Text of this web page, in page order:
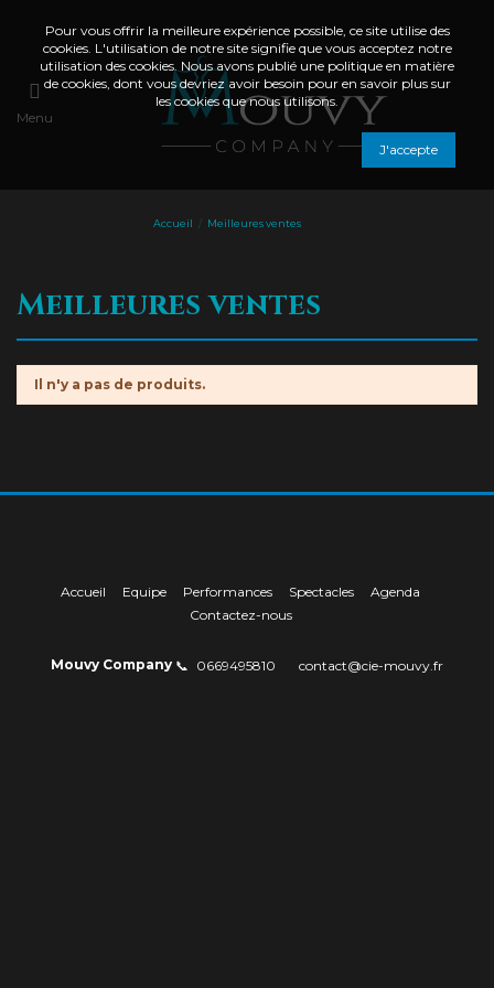
Menu
Accueil Meilleures ventes
Meilleures ventes
Il n'y a pas de produits.
Accueil Equipe Performances Spectacles
Agenda
Contactez-nous
Mouvy Company 0669495810 contact@cie-mouvy.fr
Pour vous offrir la meilleure expérience possible, ce site utilise des
cookies. L'utilisation de notre site signifie que vous acceptez notre
utilisation des cookies. Nous avons publié une politique en matière
de cookies, dont vous devriez avoir besoin pour en savoir plus sur
les cookies que nous utilisons.
J'accepte